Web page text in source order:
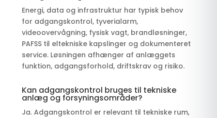
Energi, data og infrastruktur har typisk behov
for adgangskontrol, tyverialarm,
videoovervågning, fysisk vagt, brandløsninger,
PAFSS til eltekniske kapslinger og dokumenteret
service. Løsningen afhænger af anlæggets
funktion, adgangsforhold, driftskrav og risiko.
Kan adgangskontrol bruges til tekniske
anlæg og forsyningsområder?
Ja. Adgangskontrol er relevant til tekniske rum,